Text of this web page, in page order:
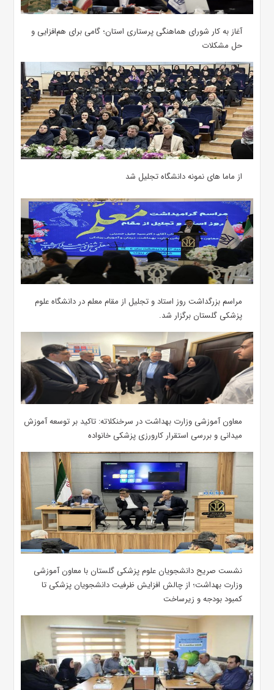
آغاز به کار شورای هماهنگی پرستاری استان؛ گامی برای هم‌افزایی و
حل مشکلات
از ماما های نمونه دانشگاه تجلیل شد
مراسم بزرگداشت روز استاد و تجلیل از مقام معلم در دانشگاه علوم
پزشکی گلستان برگزار شد.‌
معاون آموزشی وزارت بهداشت در سرخنکلاته: تاکید بر توسعه آموزش
میدانی و بررسی استقرار کارورزی پزشکی ‌خانواده
نشست صریح دانشجویان علوم پزشکی گلستان با معاون آموزشی
وزارت بهداشت؛ از چالش افزایش ظرفیت دانشجویان ‌پزشکی تا
کمبود بودجه و زیرساخت